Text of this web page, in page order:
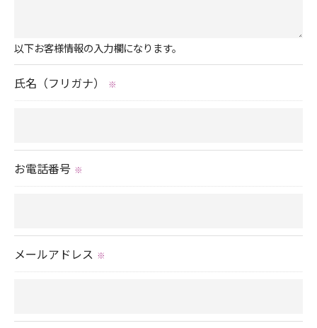
以下お客様情報の入力欄になります。
氏名（フリガナ） ※
お電話番号 ※
メールアドレス ※